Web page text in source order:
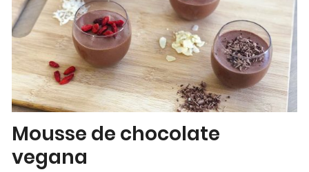
Mousse de chocolate
vegana